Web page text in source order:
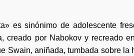
es sinónimo de adolescente
creado por Nabokov y recreado
Swain, aniñada, tumbada sobre la